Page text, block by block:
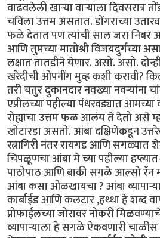
वाढवलेली खार्‍या वार्‍याला दिवसरात्र
चविला उत्तम असतात. डोंगराच्या
फळे देतात पण त्यांची साल जरा निबर
आणि तुमच्या मातोश्री विजयदुर्गच्या
लक्षात तातडीने येणार. असो. असो.
खरेदीची ओपनींग मुव्ह कशी करावी?
तरी चतुर दुकानदार नवख्या
एप्रीलच्या पहील्या पंधरवड्यात
रोह्याचा उत्तम फळ आलंय ते देतो असे
खोटारडा असतो. आंबा दक्षिणेकडून
रत्नागिरी नंतर रायगड आणि सगळ्यात
चिपळूणचा आंबा मे च्या पहील्या
पाठोपाठ आणि बाकी सगळे आल्सो
आंबा कसा ओळखायचा ? आंबा
कार्बाईड आणि कलटार ,हथ्था हे शब्द
प्रोफाईलच्या जोरावर नोकरी
व्यापार्‍याला हे सगळे ऐकवणारी